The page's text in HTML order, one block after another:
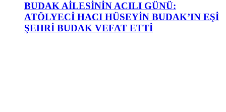
BUDAK AİLESİNİN ACILI GÜNÜ:
ATÖLYECİ HACI HÜSEYİN BUDAK’IN EŞİ
ŞEHRİ BUDAK VEFAT ETTİ